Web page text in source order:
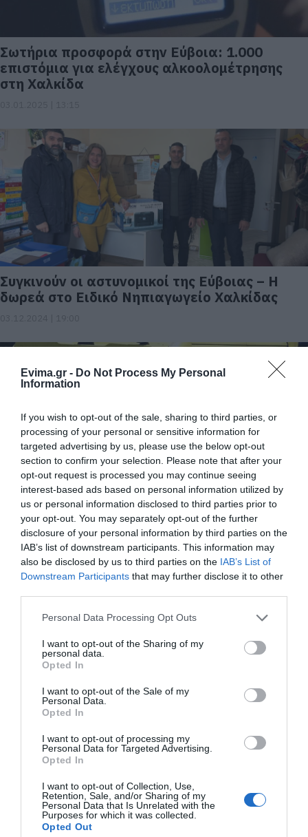
Evima.gr - Do Not Process My Personal
Information
If you wish to opt-out of the sale, sharing to third parties, or
processing of your personal or sensitive information for
targeted advertising by us, please use the below opt-out
section to confirm your selection. Please note that after your
opt-out request is processed you may continue seeing
interest-based ads based on personal information utilized by
us or personal information disclosed to third parties prior to
your opt-out. You may separately opt-out of the further
disclosure of your personal information by third parties on the
IAB’s list of downstream participants. This information may
also be disclosed by us to third parties on the IAB’s List of
Downstream Participants that may further disclose it to other
Please note that this website/app uses one or more Google
not limited to your visit or usage behaviour. You may click to
grant or deny consent to Google and its third-party tags to
use your data for below specified purposes in below Google
consent section.
Personal Data Processing Opt Outs
I want to opt-out of the Sharing of my
personal data.
Opted In
I want to opt-out of the Sale of my
Personal Data.
Opted In
I want to opt-out of processing my
Personal Data for Targeted Advertising.
Opted In
I want to opt-out of Collection, Use,
Retention, Sale, and/or Sharing of my
Personal Data that Is Unrelated with the
Purposes for which it was collected.
Opted Out
Σωτήρια προσφορά στην Εύβοια: 1.000
επιστόμια για ελέγχους αλκοολομέτρησης
στη Χαλκίδα
Συγκινούν οι αστυνομικοί της Εύβοιας – Η
δωρεά στο Ειδικό Νηπιαγωγείο Χαλκίδας
Συγκινητικό: 83χρονη δώρισε εξοπλισμένο
ασθενοφόρο στο ΕΚΑΒ
20.03.2024 | 15:30
Αντιδήμαρχος στην Εύβοια δώρισε
χαρταετούς στα παιδιά του χωριού
18.03.2024 | 11:00